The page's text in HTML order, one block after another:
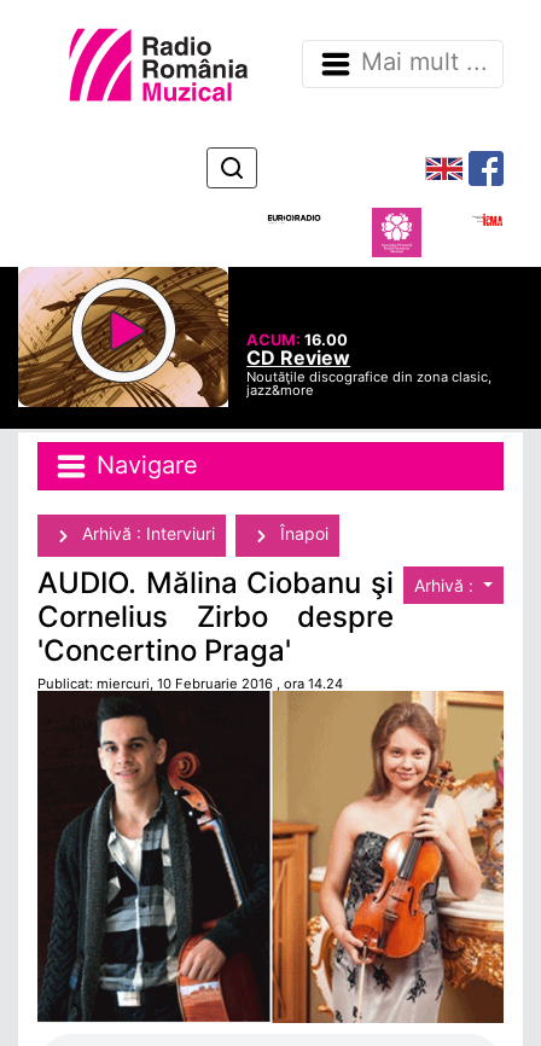
Mai mult ...
ACUM:16.00
CD Review
Noutăţile discografice din zona clasic,
jazz&more
Navigare
Arhivă : Interviuri Înapoi
Arhivă :
AUDIO. Mălina Ciobanu şi
Cornelius Zirbo despre
'Concertino Praga'
Publicat: miercuri, 10 Februarie 2016 , ora 14.24